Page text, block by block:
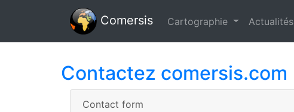
Comersis Cartographie Actualités
Contactez comersis.com
Contact form